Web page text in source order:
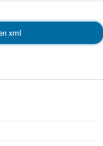
xml